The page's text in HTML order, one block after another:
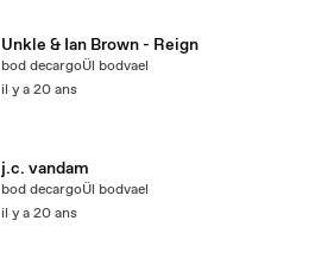
Unkle & Ian Brown - Reign
bod decargoÜl bodvael
il y a 20 ans
j.c. vandam
bod decargoÜl bodvael
il y a 20 ans